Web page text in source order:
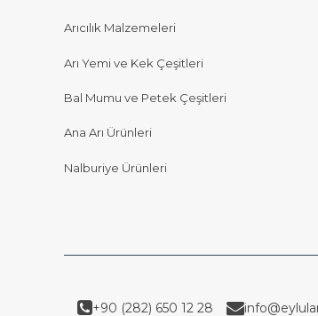
Arıcılık Malzemeleri
Arı Yemi ve Kek Çeşitleri
Bal Mumu ve Petek Çeşitleri
Ana Arı Ürünleri
Nalburiye Ürünleri
+90 (282) 650 12 28